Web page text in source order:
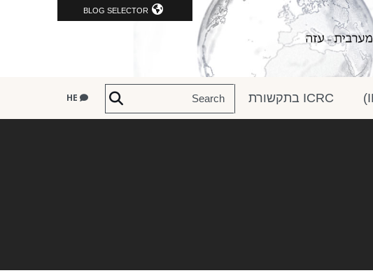
BLOG SELECTOR
ICRC בתקשורת